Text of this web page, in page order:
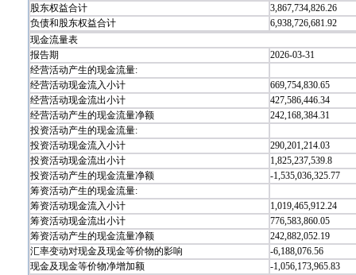
股东权益合计
3,867,734,826.26
负债和股东权益合计
6,938,726,681.92
现金流量表
报告期
2026-03-31
经营活动产生的现金流量:
经营活动现金流入小计
669,754,830.65
经营活动现金流出小计
427,586,446.34
经营活动产生的现金流量净额
242,168,384.31
投资活动产生的现金流量:
投资活动现金流入小计
290,201,214.03
投资活动现金流出小计
1,825,237,539.8
投资活动产生的现金流量净额
-1,535,036,325.77
筹资活动产生的现金流量:
筹资活动现金流入小计
1,019,465,912.24
筹资活动现金流出小计
776,583,860.05
筹资活动产生的现金流量净额
242,882,052.19
汇率变动对现金及现金等价物的影响
-6,188,076.56
现金及现金等价物净增加额
-1,056,173,965.83